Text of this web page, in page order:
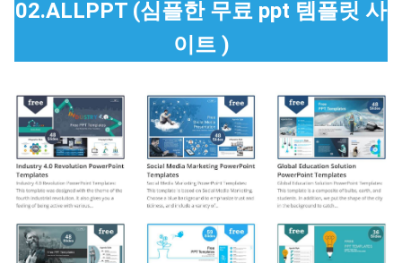
02.ALLPPT (심플한 무료 ppt 템플릿 사
이트 )